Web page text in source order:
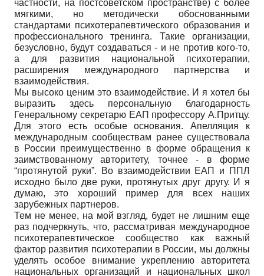
частности, на постсоветском пространстве) с более
мягкими, но методически обоснованными
стандартами психотерапевтического образования и
профессионального тренинга. Такие организации,
безусловно, будут создаваться - и не против кого-то,
а для развития национальной психотерапии,
расширения международного партнерства и
взаимодействия.
Мы высоко ценим это взаимодействие. И я хотел бы
выразить здесь персональную благодарность
Генеральному секретарю ЕАП профессору А.Притцу.
Для этого есть особые основания. Апелляция к
международным сообществам ранее существовала
в России преимущественно в форме обращения к
заимствованному авторитету, точнее - в форме
“протянутой руки”. Во взаимодействии ЕАП и ППЛ
исходно было две руки, протянутых друг другу. И я
думаю, это хороший пример для всех наших
зарубежных партнеров.
Тем не менее, на мой взгляд, будет не лишним еще
раз подчеркнуть, что, рассматривая международное
психотерапевтическое сообщество как важный
фактор развития психотерапии в России, мы должны
уделять особое внимание укреплению авторитета
национальных организаций и национальных школ